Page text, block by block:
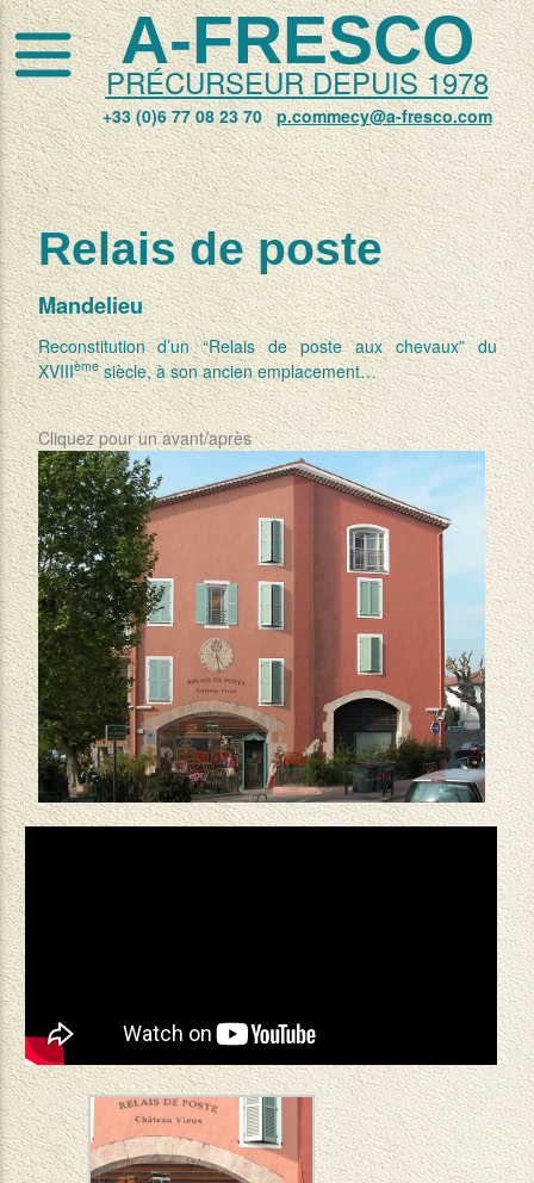
A-FRESCO
PRÉCURSEUR DEPUIS 1978
+33 (0)6 77 08 23 70p.commecy@a-fresco.com
Relais de poste
Mandelieu
Reconstitution d’un “Relais de poste aux chevaux” du
XVIIIèmesiècle, à son ancien emplacement…
Cliquez pour un avant/après